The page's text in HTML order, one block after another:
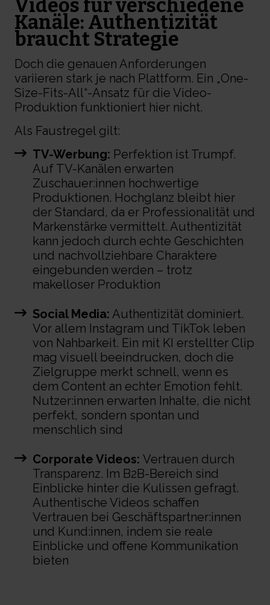
Videos für verschiedene
Kanäle: Authentizität
braucht Strategie
Doch die genauen Anforderungen
variieren stark je nach Plattform. Ein „One-
Size-Fits-All“-Ansatz für die Video-
Produktion funktioniert hier nicht.
Als Faustregel gilt:
TV-Werbung: Perfektion ist Trumpf.
Auf TV-Kanälen erwarten
Zuschauer:innen hochwertige
Produktionen. Hochglanz bleibt hier
der Standard, da er Professionalität und
Markenstärke vermittelt. Authentizität
kann jedoch durch echte Geschichten
und nachvollziehbare Charaktere
eingebunden werden – trotz
makelloser Produktion
Social Media: Authentizität dominiert.
Vor allem Instagram und TikTok leben
von Nahbarkeit. Ein mit KI erstellter Clip
mag visuell beeindrucken, doch die
Zielgruppe merkt schnell, wenn es
dem Content an echter Emotion fehlt.
Nutzer:innen erwarten Inhalte, die nicht
perfekt, sondern spontan und
menschlich sind
Corporate Videos: Vertrauen durch
Transparenz. Im B2B-Bereich sind
Einblicke hinter die Kulissen gefragt.
Authentische Videos schaffen
Vertrauen bei Geschäftspartner:innen
und Kund:innen, indem sie reale
Einblicke und offene Kommunikation
bieten